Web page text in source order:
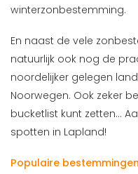
winterzonbestemming.
En naast de vele
natuurlijk ook nog de
noordelijker gelegen
Noorwegen. Ook zeker
bucketlist kunt zetten...
spotten in Lapland!
Populaire